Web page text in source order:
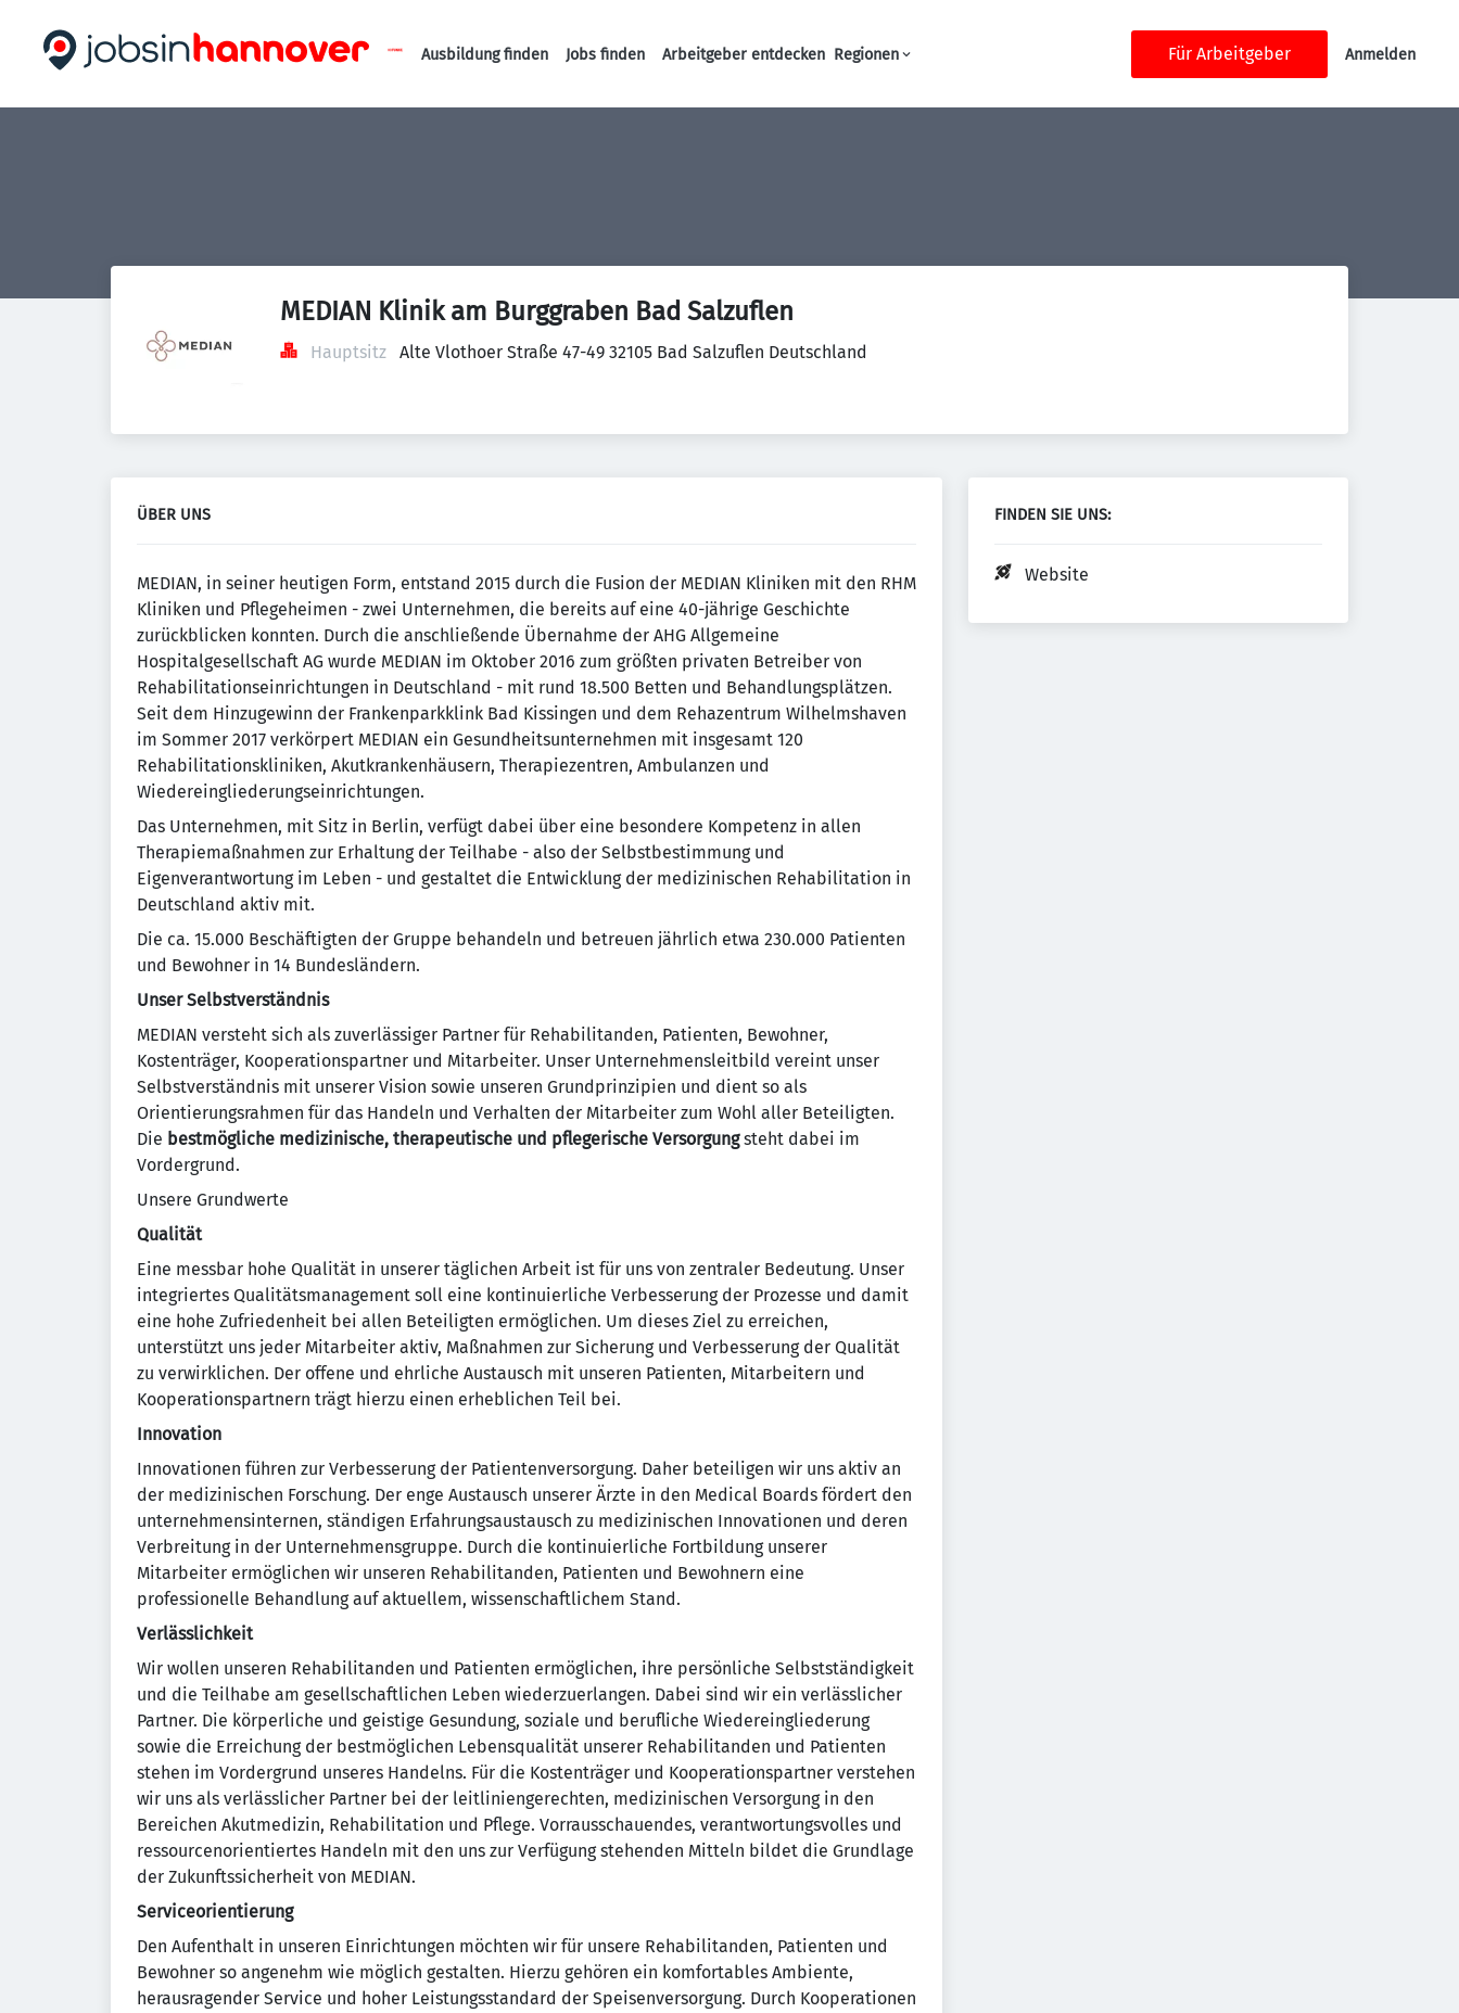
Haupt-Navigation
Ausbildung finden Jobs finden Arbeitgeber entdecken Regionen Für Arbeitgeber Anmelden
MEDIAN Klinik am Burggraben Bad Salzuflen
Hauptsitz Alte Vlothoer Straße 47-49 32105 Bad Salzuflen Deutschland
ÜBER UNS
MEDIAN, in seiner heutigen Form, entstand 2015 durch die Fusion der MEDIAN Kliniken mit den RHM
Kliniken und Pflegeheimen - zwei Unternehmen, die bereits auf eine 40-jährige Geschichte
zurückblicken konnten. Durch die anschließende Übernahme der AHG Allgemeine
Hospitalgesellschaft AG wurde MEDIAN im Oktober 2016 zum größten privaten Betreiber von
Rehabilitationseinrichtungen in Deutschland - mit rund 18.500 Betten und Behandlungsplätzen.
Seit dem Hinzugewinn der Frankenparkklink Bad Kissingen und dem Rehazentrum Wilhelmshaven
im Sommer 2017 verkörpert MEDIAN ein Gesundheitsunternehmen mit insgesamt 120
Rehabilitationskliniken, Akutkrankenhäusern, Therapiezentren, Ambulanzen und
Wiedereingliederungseinrichtungen.
Das Unternehmen, mit Sitz in Berlin, verfügt dabei über eine besondere Kompetenz in allen
Therapiemaßnahmen zur Erhaltung der Teilhabe - also der Selbstbestimmung und
Eigenverantwortung im Leben - und gestaltet die Entwicklung der medizinischen Rehabilitation in
Deutschland aktiv mit.
Die ca. 15.000 Beschäftigten der Gruppe behandeln und betreuen jährlich etwa 230.000 Patienten
und Bewohner in 14 Bundesländern.
Unser Selbstverständnis
MEDIAN versteht sich als zuverlässiger Partner für Rehabilitanden, Patienten, Bewohner,
Kostenträger, Kooperationspartner und Mitarbeiter. Unser Unternehmensleitbild vereint unser
Selbstverständnis mit unserer Vision sowie unseren Grundprinzipien und dient so als
Orientierungsrahmen für das Handeln und Verhalten der Mitarbeiter zum Wohl aller Beteiligten.
Die bestmögliche medizinische, therapeutische und pflegerische Versorgungsteht dabei im
Vordergrund.
Unsere Grundwerte
Qualität
Eine messbar hohe Qualität in unserer täglichen Arbeit ist für uns von zentraler Bedeutung. Unser
integriertes Qualitätsmanagement soll eine kontinuierliche Verbesserung der Prozesse und damit
eine hohe Zufriedenheit bei allen Beteiligten ermöglichen. Um dieses Ziel zu erreichen,
unterstützt uns jeder Mitarbeiter aktiv, Maßnahmen zur Sicherung und Verbesserung der Qualität
zu verwirklichen. Der offene und ehrliche Austausch mit unseren Patienten, Mitarbeitern und
Kooperationspartnern trägt hierzu einen erheblichen Teil bei.
Innovation
Innovationen führen zur Verbesserung der Patientenversorgung. Daher beteiligen wir uns aktiv an
der medizinischen Forschung. Der enge Austausch unserer Ärzte in den Medical Boards fördert den
unternehmensinternen, ständigen Erfahrungsaustausch zu medizinischen Innovationen und deren
Verbreitung in der Unternehmensgruppe. Durch die kontinuierliche Fortbildung unserer
Mitarbeiter ermöglichen wir unseren Rehabilitanden, Patienten und Bewohnern eine
professionelle Behandlung auf aktuellem, wissenschaftlichem Stand.
Verlässlichkeit
Wir wollen unseren Rehabilitanden und Patienten ermöglichen, ihre persönliche Selbstständigkeit
und die Teilhabe am gesellschaftlichen Leben wiederzuerlangen. Dabei sind wir ein verlässlicher
Partner. Die körperliche und geistige Gesundung, soziale und berufliche Wiedereingliederung
sowie die Erreichung der bestmöglichen Lebensqualität unserer Rehabilitanden und Patienten
stehen im Vordergrund unseres Handelns. Für die Kostenträger und Kooperationspartner verstehen
wir uns als verlässlicher Partner bei der leitliniengerechten, medizinischen Versorgung in den
Bereichen Akutmedizin, Rehabilitation und Pflege. Vorrausschauendes, verantwortungsvolles und
ressourcenorientiertes Handeln mit den uns zur Verfügung stehenden Mitteln bildet die Grundlage
der Zukunftssicherheit von MEDIAN.
Serviceorientierung
Den Aufenthalt in unseren Einrichtungen möchten wir für unsere Rehabilitanden, Patienten und
Bewohner so angenehm wie möglich gestalten. Hierzu gehören ein komfortables Ambiente,
herausragender Service und hoher Leistungsstandard der Speisenversorgung. Durch Kooperationen
FINDEN SIE UNS:
Website